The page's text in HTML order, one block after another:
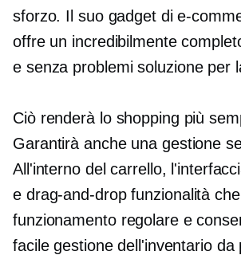
sforzo. Il suo gadget di e-
offre un incredibilmente
e senza problemisoluzione per
Ciò renderà lo shopping più
Garantirà anche una gestione
All'interno del carrello,
e drag-and-dropfunzionalità
funzionamento regolare e
facile gestione dell'inventario da